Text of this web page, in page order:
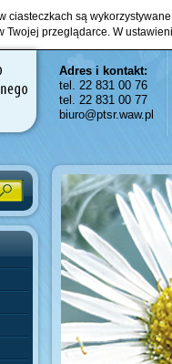
są
przeglądarce. W
Adres i kontakt:
tel. 22 831 00 76
tel. 22 831 00 77
biuro@ptsr.waw.pl